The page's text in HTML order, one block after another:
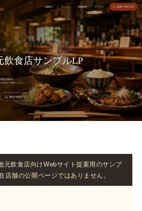
飲食店サンプルLP
元飲食店向けWebサイト提案用のサンプ
店舗の公開ページではありません。